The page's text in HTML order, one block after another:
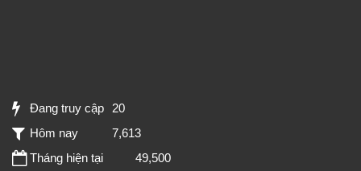
Đang truy cập
20
Hôm nay
7,613
Tháng hiện tại
49,500